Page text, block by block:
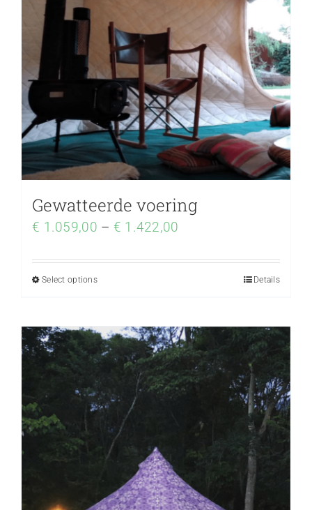
Gewatteerde voering
€ 1.059,00 – € 1.422,00
Select options Details